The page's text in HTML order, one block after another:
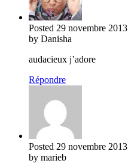
Posted 29 novembre 2013
by Danisha
audacieux j’adore
Répondre
Posted 29 novembre 2013
by marieb